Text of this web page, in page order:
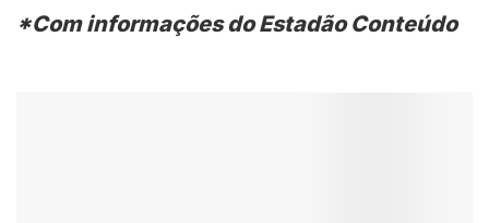
*Com informações do Estadão Conteúdo